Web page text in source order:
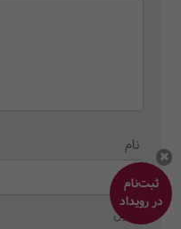
ثبت‌نام
در رویداد
نام
ایمیل